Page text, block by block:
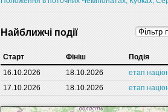
Найближчі події
Cтарт Фініш Подія
16.10.2026
18.10.2026 етап
17.10.2026
18.10.2026 етап